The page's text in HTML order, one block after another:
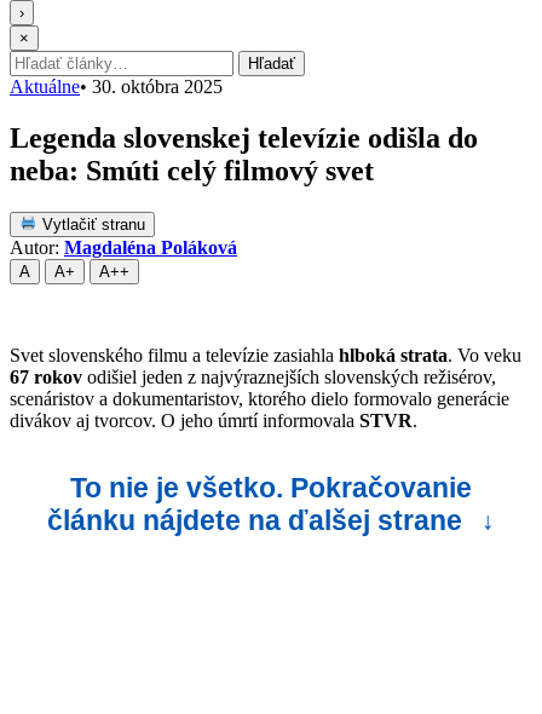
›
×
Hľadať: Hľadať
Aktuálne• 30. októbra 2025
Legenda slovenskej televízie odišla do
neba: Smúti celý filmový svet
Vytlačiť stranu
Autor: Magdaléna Poláková
A A+ A++
Svet slovenského filmu a televízie zasiahla hlboká strata. Vo veku
67 rokov odišiel jeden z najvýraznejších slovenských režisérov,
scenáristov a dokumentaristov, ktorého dielo formovalo generácie
divákov aj tvorcov. O jeho úmrtí informovala STVR.
To nie je všetko. Pokračovanie
článku nájdete na ďalšej strane
↓